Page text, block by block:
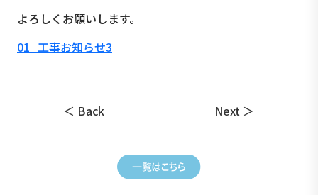
よろしくお願いします。
01_工事お知らせ3
＜ Back Next ＞